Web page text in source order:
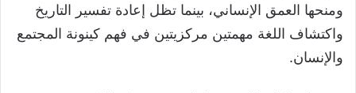
ومنحها العمق الإنساني، بينما تظل إعادة تفسير التاريخ
واكتشاف اللغة مهمتين مركزيتين في فهم كينونة المجتمع
والإنسان.